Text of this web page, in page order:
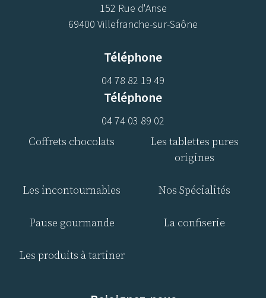
152 Rue d'Anse
69400 Villefranche-sur-Saône
Téléphone
04 78 82 19 49
Téléphone
04 74 03 89 02
Coffrets chocolats
Les tablettes pures
origines
Les incontournables Nos Spécialités
Pause gourmande La confiserie
Les produits à tartiner